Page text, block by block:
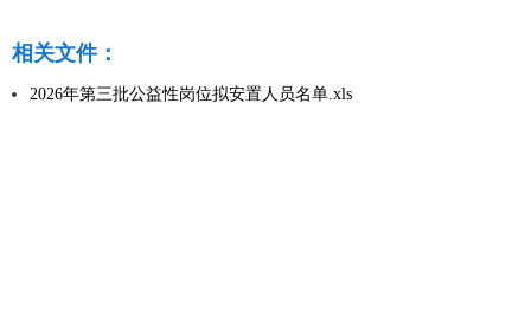
相关文件：
2026年第三批公益性岗位拟安置人员名单.xls